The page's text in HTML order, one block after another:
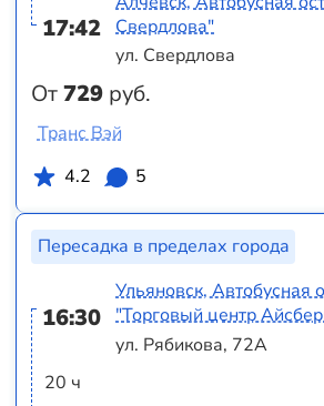
17:42
От729 руб.
Свердлова"
ул. Свердлова
Транс Вэй
4.2
5
Пересадка в пределах города
16:30
20 ч
Ульяновск, Автобусная
"Торговый центр
ул. Рябикова, 72А